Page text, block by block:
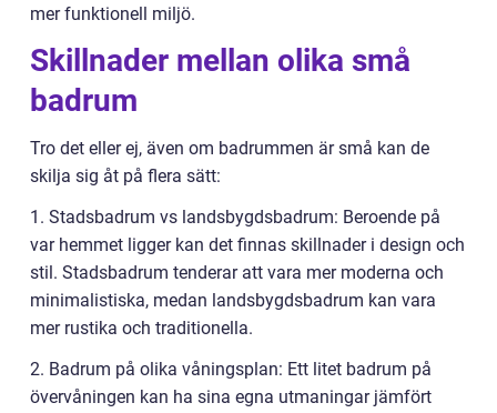
mer funktionell miljö.
Skillnader mellan olika små
badrum
Tro det eller ej, även om badrummen är små kan de
skilja sig åt på flera sätt:
1. Stadsbadrum vs landsbygdsbadrum: Beroende på
var hemmet ligger kan det finnas skillnader i design och
stil. Stadsbadrum tenderar att vara mer moderna och
minimalistiska, medan landsbygdsbadrum kan vara
mer rustika och traditionella.
2. Badrum på olika våningsplan: Ett litet badrum på
övervåningen kan ha sina egna utmaningar jämfört